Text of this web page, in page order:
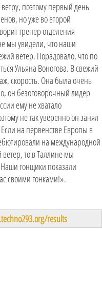
поэтому первый день
но уже во второй
тренер отделения
мы увидели, что наши
ветер. Порадовало, что по
Ульяна Воногова. В свежий
скорость. Она была очень
он безоговорочный лидер
ему не хватало
не так уверенно он занял
на первенстве Европы в
на международной
то в Таллине мы
гонщики показали
своими гонками!».
results